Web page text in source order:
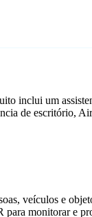
inclui um
de escritório,
veículos e
monitorar e